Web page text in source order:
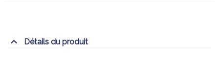
Détails du produit